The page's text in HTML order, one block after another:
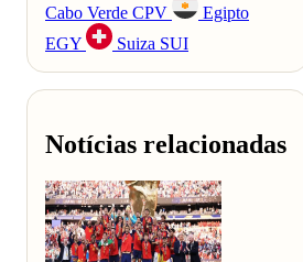
Cabo Verde CPV
Egipto
EGY
Suiza SUI
Notícias relacionadas